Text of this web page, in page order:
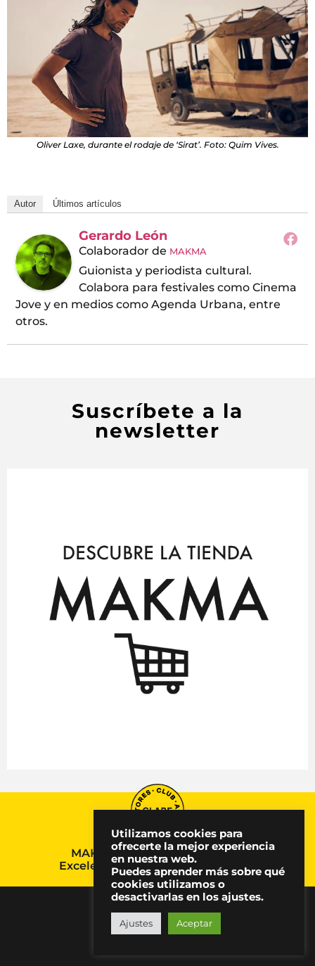
Oliver Laxe, durante el rodaje de ‘Sirat’. Foto: Quim Vives.
Autor Últimos artículos
Gerardo León
Colaborador de MAKMA
Guionista y periodista cultural.
Colabora para festivales como Cinema
Jove y en medios como Agenda Urbana, entre
otros.
Suscríbete a la
newsletter
MAKMA, Premio Nacional a la
Excelencia en Comunicación 2024
Utilizamos cookies para
ofrecerte la mejor experiencia
en nuestra web.
Puedes aprender más sobre qué
cookies utilizamos o
desactivarlas en los ajustes.
Ajustes Aceptar